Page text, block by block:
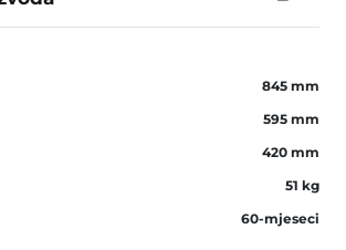
845 mm
595 mm
420 mm
51 kg
60-mjeseci